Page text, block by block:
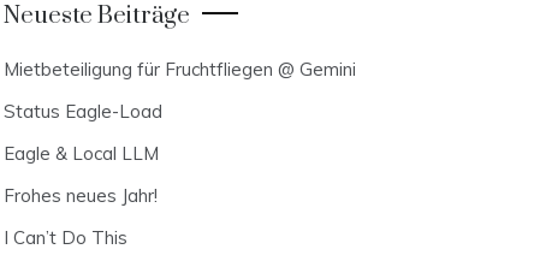
Neueste Beiträge
Mietbeteiligung für Fruchtfliegen @ Gemini
Status Eagle-Load
Eagle & Local LLM
Frohes neues Jahr!
I Can’t Do This